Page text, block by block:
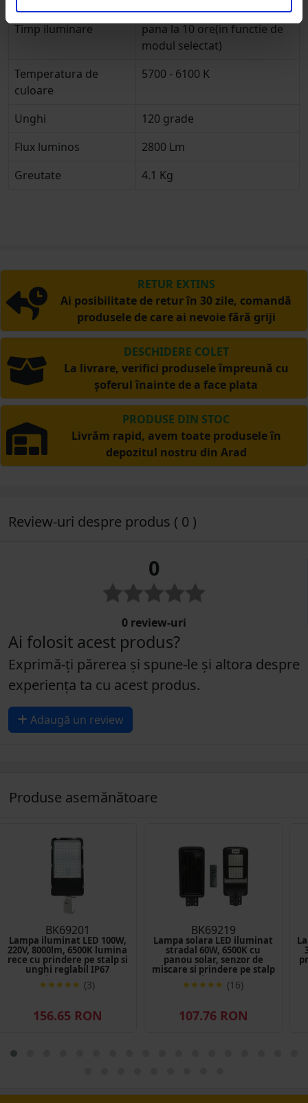
Timp iluminare
pana la 10 ore(in functie de
modul selectat)
Temperatura de
culoare
5700 - 6100 K
Unghi
120 grade
Flux luminos
2800 Lm
Greutate
4.1 Kg
RETUR EXTINS
Ai posibilitate de retur în 30 zile, comandă
produsele de care ai nevoie fără griji
DESCHIDERE COLET
La livrare, verifici produsele împreună cu
șoferul înainte de a face plata
PRODUSE DIN STOC
Livrăm rapid, avem toate produsele în
depozitul nostru din Arad
Review-uri despre produs ( 0 )
0
0 review-uri
Ai folosit acest produs?
Exprimă-ți părerea și spune-le și altora despre
experiența ta cu acest produs.
Adaugă un review
Produse asemănătoare
BK69201
Lampa iluminat LED 100W,
220V, 8000lm, 6500K lumina
rece cu prindere pe stalp si
unghi reglabil IP67
Breckner Germany
(3)
156.65 RON
BK69219
Lampa solara LED iluminat
stradal 60W, 6500K cu
panou solar, senzor de
miscare si prindere pe stalp
IP65 Breckner Germany
(16)
107.76 RON